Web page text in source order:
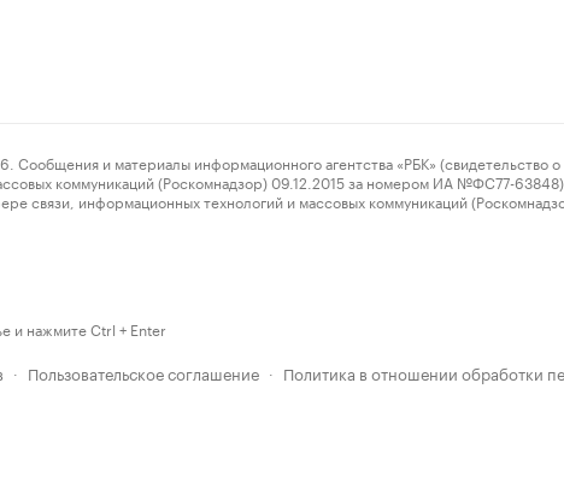
и материалы информационного агентства «РБК» (свидетельство о
коммуникаций (Роскомнадзор) 09.12.2015 за номером ИА №ФС77-63848)
связи, информационных технологий и массовых коммуникаций
и нажмите Ctrl + Enter
· Пользовательское соглашение · Политика в отношении обработки